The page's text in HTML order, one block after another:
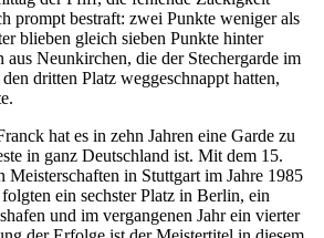
prompt bestraft: zwei Punkte weniger als
blieben gleich sieben Punkte hinter
Neunkirchen, die der Stechergarde im
dritten Platz weggeschnappt hatten,
hat es in zehn Jahren eine Garde zu
in ganz Deutschland ist. Mit dem 15.
Meisterschaften in Stuttgart im Jahre 1985
folgten ein sechster Platz in Berlin, ein
und im vergangenen Jahr ein vierter